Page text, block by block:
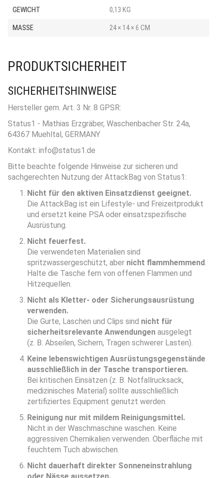
GEWICHT 0,13 KG
MASSE 24 × 14 × 6 CM
PRODUKTSICHERHEIT
SICHERHEITSHINWEISE
Hersteller gem. Art. 3 Nr. 8 GPSR:
Status1 - Mathias Erzgräber, Waschenbacher Str. 24a,
64367 Muehltal, GERMANY
Kontakt: info@status1.de
Bitte beachte folgende Hinweise zur sicheren und
sachgerechten Nutzung der AttackBag von Status1:
Nicht für den aktiven Einsatzdienst geeignet.
Die AttackBag ist ein Lifestyle- und Freizeitprodukt
und ersetzt keine PSA oder einsatzspezifische
Ausrüstung.
Nicht feuerfest.
Die verwendeten Materialien sind
spritzwassergeschützt, aber nicht flammhemmend
Halte die Tasche fern von offenen Flammen und
Hitzequellen.
Nicht als Kletter- oder Sicherungsausrüstung
verwenden.
Die Gurte, Laschen und Clips sind nicht für
sicherheitsrelevante Anwendungen ausgelegt
(z. B. Abseilen, Sichern, Tragen schwerer Lasten).
Keine lebenswichtigen Ausrüstungsgegenstände
ausschließlich in der Tasche transportieren.
Bei kritischen Einsätzen (z. B. Notfallrucksack,
medizinisches Material) sollte ausschließlich
zertifiziertes Equipment genutzt werden.
Reinigung nur mit mildem Reinigungsmittel.
Nicht in der Waschmaschine waschen. Keine
aggressiven Chemikalien verwenden. Oberfläche mit
feuchtem Tuch abwischen.
Nicht dauerhaft direkter Sonneneinstrahlung
oder Nässe aussetzen.